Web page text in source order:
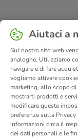
Aiutaci a
Sul nostro sito web
analoghe. Utilizziamo
navigare e di fare
vogliamo attivare
marketing, allo scopo
mostrarti prodotti e
modificare queste
preferenze sulla
informazioni circa il
dei dati personali e le